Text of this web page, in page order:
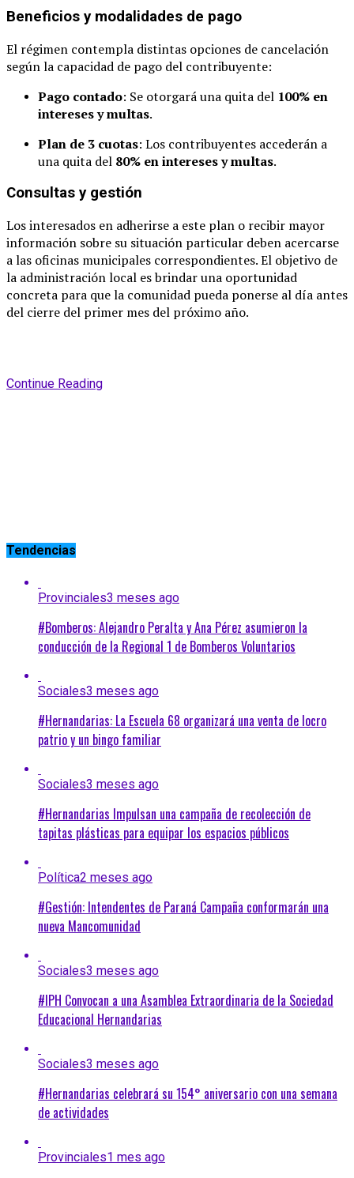
Beneficios y modalidades de pago
El régimen contempla distintas opciones de cancelación
según la capacidad de pago del contribuyente:
Pago contado: Se otorgará una quita del 100% en
intereses y multas.
Plan de 3 cuotas: Los contribuyentes accederán a
una quita del 80% en intereses y multas.
Consultas y gestión
Los interesados en adherirse a este plan o recibir mayor
información sobre su situación particular deben acercarse
a las oficinas municipales correspondientes. El objetivo de
la administración local es brindar una oportunidad
concreta para que la comunidad pueda ponerse al día antes
del cierre del primer mes del próximo año.
Continue Reading
Tendencias
Provinciales3 meses ago
#Bomberos: Alejandro Peralta y Ana Pérez asumieron la
conducción de la Regional 1 de Bomberos Voluntarios
Sociales3 meses ago
#Hernandarias: La Escuela 68 organizará una venta de locro
patrio y un bingo familiar
Sociales3 meses ago
#Hernandarias Impulsan una campaña de recolección de
tapitas plásticas para equipar los espacios públicos
Política2 meses ago
#Gestión: Intendentes de Paraná Campaña conformarán una
nueva Mancomunidad
Sociales3 meses ago
#IPH Convocan a una Asamblea Extraordinaria de la Sociedad
Educacional Hernandarias
Sociales3 meses ago
#Hernandarias celebrará su 154° aniversario con una semana
de actividades
Provinciales1 mes ago